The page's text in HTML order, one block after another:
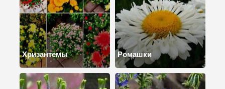
Хризантемы Ромашки